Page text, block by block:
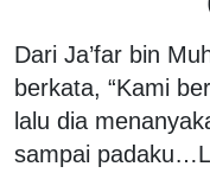
Dari Ja’far bin
berkata, “Kami
lalu dia
sampai